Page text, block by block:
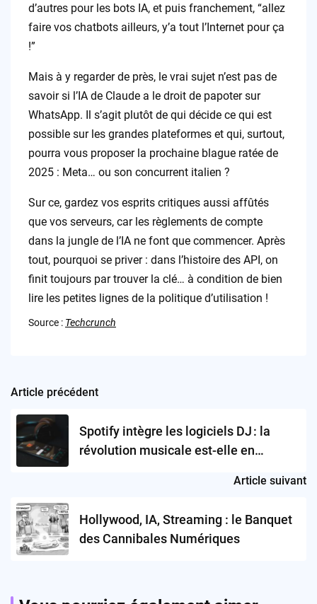
d’autres pour les bots IA, et puis franchement, “allez
faire vos chatbots ailleurs, y’a tout l’Internet pour ça
!”
Mais à y regarder de près, le vrai sujet n’est pas de
savoir si l’IA de Claude a le droit de papoter sur
WhatsApp. Il s’agit plutôt de qui décide ce qui est
possible sur les grandes plateformes et qui, surtout,
pourra vous proposer la prochaine blague ratée de
2025 : Meta… ou son concurrent italien ?
Sur ce, gardez vos esprits critiques aussi affûtés
que vos serveurs, car les règlements de compte
dans la jungle de l’IA ne font que commencer. Après
tout, pourquoi se priver : dans l’histoire des API, on
finit toujours par trouver la clé… à condition de bien
lire les petites lignes de la politique d’utilisation !
Source : Techcrunch
Post
navigation
Article précédent
Spotify intègre les logiciels DJ : la
révolution musicale est-elle en
Article suivant
Hollywood, IA, Streaming : le Banquet
des Cannibales Numériques